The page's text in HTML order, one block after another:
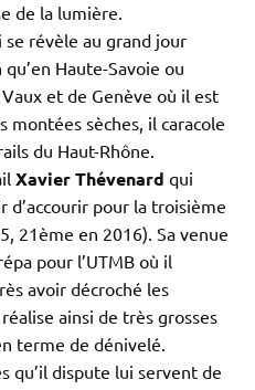
de la lumière.
se révèle au grand jour
Haute-Savoie ou
et de Genève où il est
montées sèches, il caracole
du Haut-Rhône.
Xavier Thévenard qui
d’accourir pour la troisième
21ème en 2016). Sa venue
pour l’UTMB où il
avoir décroché les
ainsi de très grosses
terme de dénivelé.
qu’il dispute lui servent de